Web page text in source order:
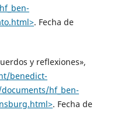
. Fecha de
y reflexiones»,
benedict-
hf_ben-
. Fecha de